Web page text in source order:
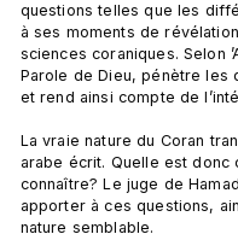
questions telles que les
à ses moments de
sciences coraniques. Selon
Parole de Dieu, pénètre les
et rend ainsi compte de
La vraie nature du Coran
arabe écrit. Quelle est
connaître? Le juge de
apporter à ces questions,